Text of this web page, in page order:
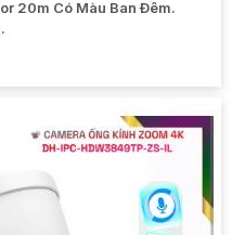
20m Có Màu Ban Ðêm.